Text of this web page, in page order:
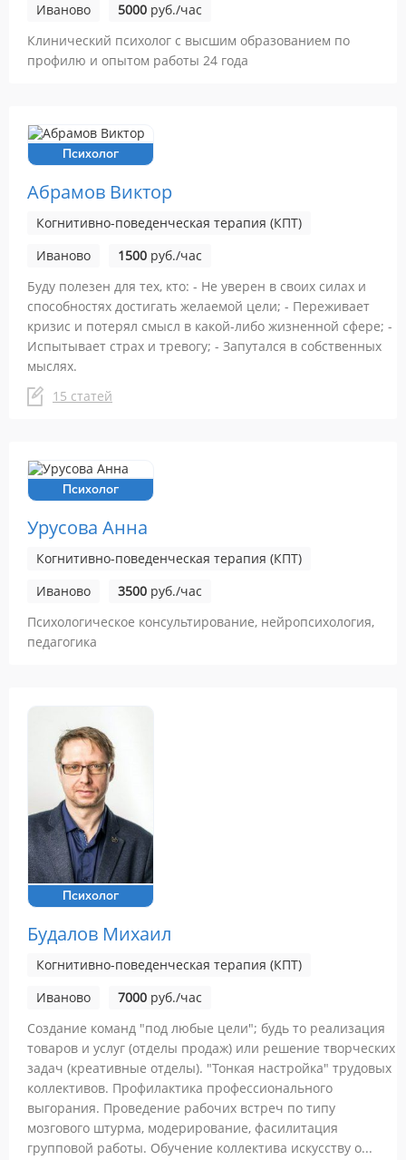
Иваново
5000 руб./час
Клинический психолог с высшим образованием по
профилю и опытом работы 24 года
Психолог
Абрамов Виктор
Когнитивно-поведенческая терапия (КПТ)
Иваново
1500 руб./час
Буду полезен для тех, кто: - Не уверен в своих силах и
способностях достигать желаемой цели; - Переживает
кризис и потерял смысл в какой-либо жизненной сфере; -
Испытывает страх и тревогу; - Запутался в собственных
мыслях.
15 статей
Психолог
Урусова Анна
Когнитивно-поведенческая терапия (КПТ)
Иваново
3500 руб./час
Психологическое консультирование, нейропсихология,
педагогика
Психолог
Будалов Михаил
Когнитивно-поведенческая терапия (КПТ)
Иваново
7000 руб./час
Создание команд "под любые цели"; будь то реализация
товаров и услуг (отделы продаж) или решение творческих
задач (креативные отделы). "Тонкая настройка" трудовых
коллективов. Профилактика профессионального
выгорания. Проведение рабочих встреч по типу
мозгового штурма, модерирование, фасилитация
групповой работы. Обучение коллектива искусству о...